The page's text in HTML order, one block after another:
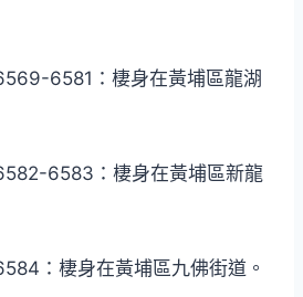
6581：棲身在黃埔區龍湖
6583：棲身在黃埔區新龍
：棲身在黃埔區九佛街道。